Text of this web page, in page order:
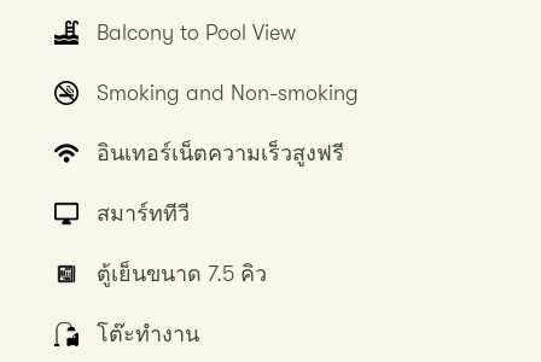
Balcony to Pool View
Smoking and Non-smoking
อินเทอร์เน็ตความเร็วสูงฟรี
สมาร์ททีวี
ตู้เย็นขนาด 7.5 คิว
โต๊ะทำงาน